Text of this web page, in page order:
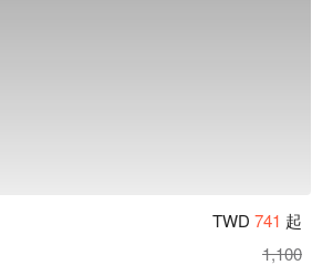
TWD 741 起
1,100